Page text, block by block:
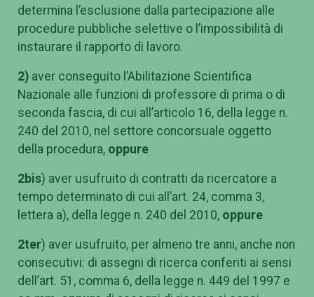
determina l’esclusione dalla partecipazione alle
procedure pubbliche selettive o l’impossibilità di
instaurare il rapporto di lavoro.
2) aver conseguito l’Abilitazione Scientifica
Nazionale alle funzioni di professore di prima o di
seconda fascia, di cui all’articolo 16, della legge n.
240 del 2010, nel settore concorsuale oggetto
della procedura, oppure
2bis) aver usufruito di contratti da ricercatore a
tempo determinato di cui all’art. 24, comma 3,
lettera a), della legge n. 240 del 2010, oppure
2ter) aver usufruito, per almeno tre anni, anche non
consecutivi: di assegni di ricerca conferiti ai sensi
dell’art. 51, comma 6, della legge n. 449 del 1997 e